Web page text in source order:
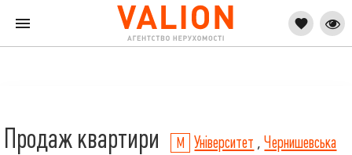
Продаж квартири Університет ,Чернишевська